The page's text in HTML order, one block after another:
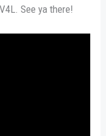
See ya there!